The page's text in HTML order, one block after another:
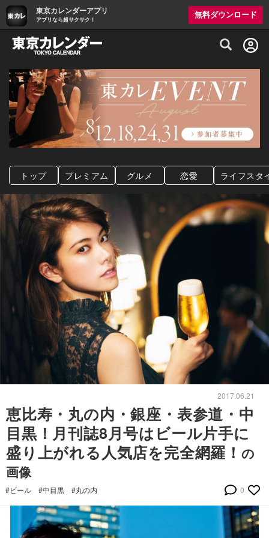
東京カレンダーアプリ
アプリなら超サクサク！
無料ダウンロード
グルメ情報・プレミアムレストラン予約
トップ プレミアム グルメ 恋愛 ライフスタ
2017.06.21
恵比寿・丸の内・銀座・表参道・中
目黒！月刊誌8月号はビール片手に
盛り上がれる人気店を完全網羅！ の
画像
#ビール #中目黒 #丸の内 0